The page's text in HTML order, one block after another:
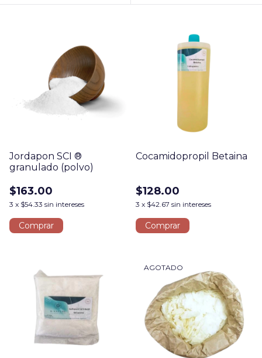
Jordapon SCI ®
granulado (polvo)
$163.00
3 x $54.33 sin intereses
Comprar
Cocamidopropil Betaina
$128.00
3 x $42.67 sin intereses
AGOTADO